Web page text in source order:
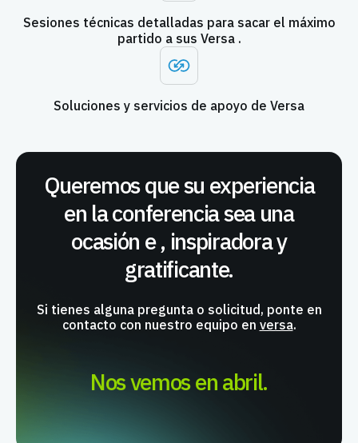
Sesiones técnicas detalladas para sacar el máximo
partido a sus Versa .
Soluciones y servicios de apoyo de Versa
Queremos que su experiencia
en la conferencia sea una
ocasión e, inspiradora y
gratificante.
Si tienes alguna pregunta o solicitud, ponte en
contacto con nuestro equipo en versa.
Nos vemos en abril.